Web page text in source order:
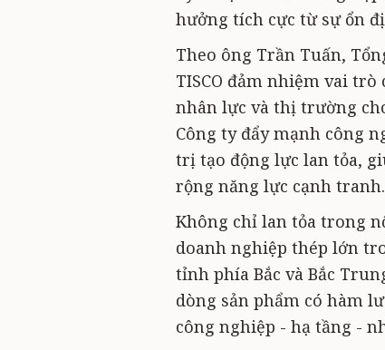
hưởng tích cực từ sự ổn
Theo ông Trần Tuấn,
TISCO đảm nhiệm vai
nhân lực và thị trường
Công ty đẩy mạnh công
trị tạo động lực lan tỏa,
rộng năng lực cạnh tranh.
Không chỉ lan tỏa trong
doanh nghiệp thép lớn
tỉnh phía Bắc và Bắc
dòng sản phẩm có hàm
công nghiệp - hạ tầng -